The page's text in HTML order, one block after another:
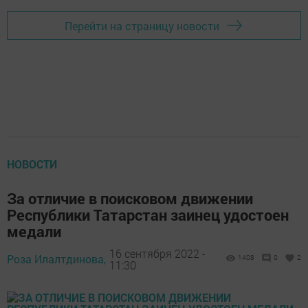
Перейти на страницу новости
НОВОСТИ
За отличие в поисковом движении
Республики Татарстан заинец удостоен
медали
Роза Илалтдинова, 16 сентября 2022 -
11:30
1408 0 2